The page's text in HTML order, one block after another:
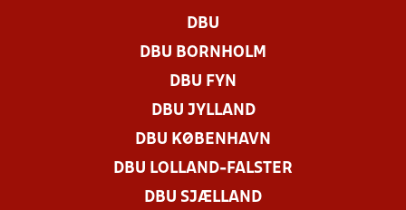
DBU
DBU BORNHOLM
DBU FYN
DBU JYLLAND
DBU KØBENHAVN
DBU LOLLAND-FALSTER
DBU SJÆLLAND